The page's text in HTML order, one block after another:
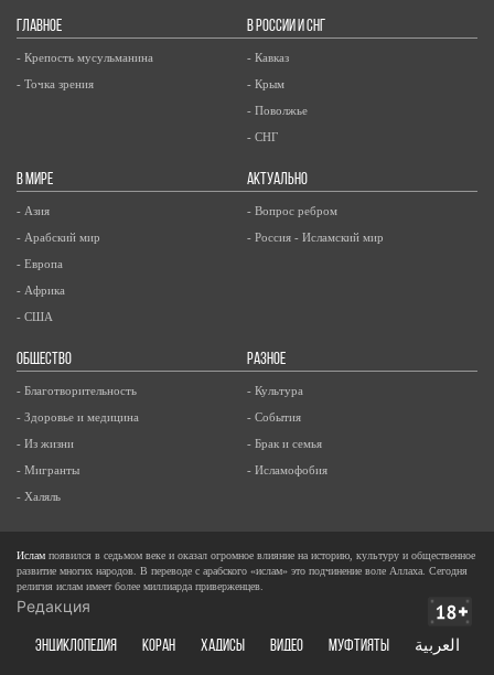
ГЛАВНОЕ
- Крепость мусульманина
- Точка зрения
В РОССИИ И СНГ
- Кавказ
- Крым
- Поволжье
- СНГ
В МИРЕ
- Азия
- Арабский мир
- Европа
- Африка
- США
АКТУАЛЬНО
- Вопрос ребром
- Россия - Исламский мир
ОБЩЕСТВО
- Благотворительность
- Здоровье и медицина
- Из жизни
- Мигранты
- Халяль
РАЗНОЕ
- Культура
- События
- Брак и семья
- Исламофобия
Ислам появился в седьмом веке и оказал огромное влияние на историю, культуру и общественное
развитие многих народов. В переводе с арабского «ислам» это подчинение воле Аллаха. Сегодня
религия ислам имеет более миллиарда приверженцев.
Редакция
ЭНЦИКЛОПЕДИЯ КОРАН ХАДИСЫ ВИДЕО Муфтияты العربية